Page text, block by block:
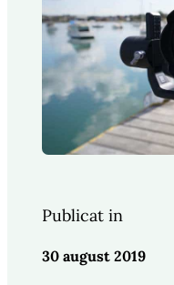
Publicat in
30 august 2019